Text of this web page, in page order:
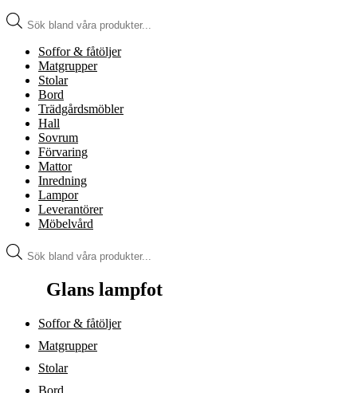
Produktsökning
Soffor & fåtöljer
Matgrupper
Stolar
Bord
Trädgårdsmöbler
Hall
Sovrum
Förvaring
Mattor
Inredning
Lampor
Leverantörer
Möbelvård
Produktsökning
Glans lampfot
Soffor & fåtöljer
Matgrupper
Stolar
Bord